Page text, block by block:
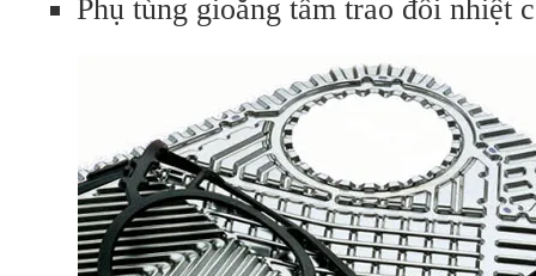
Phụ tùng gioăng tấm trao đổi nhiệt